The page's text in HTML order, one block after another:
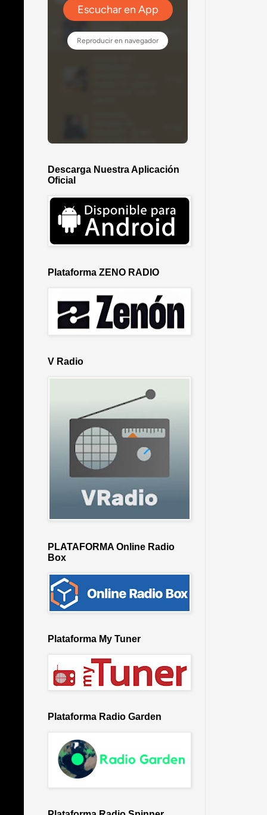
Descarga Nuestra Aplicación
Oficial
Plataforma ZENO RADIO
V Radio
PLATAFORMA Online Radio
Box
Plataforma My Tuner
Plataforma Radio Garden